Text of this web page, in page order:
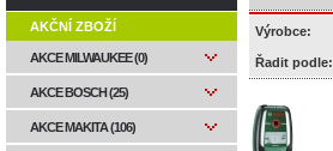
Výrobce:
Řadit podle:
AKČNÍ ZBOŽÍ
AKCE MILWAUKEE (0)
AKCE BOSCH (25)
AKCE MAKITA (106)